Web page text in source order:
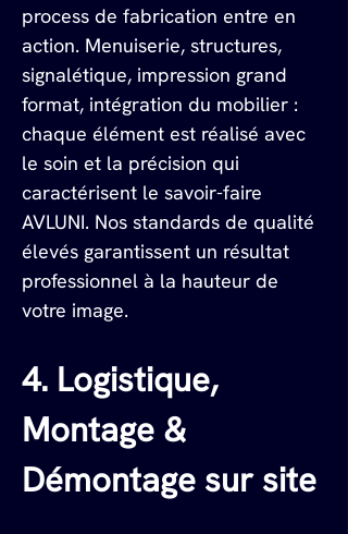
process de fabrication entre en
action. Menuiserie, structures,
signalétique, impression grand
format, intégration du mobilier :
chaque élément est réalisé avec
le soin et la précision qui
caractérisent le savoir-faire
AVLUNI. Nos standards de qualité
élevés garantissent un résultat
professionnel à la hauteur de
votre image.
4. Logistique,
Montage &
Démontage sur site